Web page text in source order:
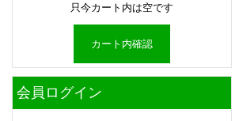
只今カート内は空です
カート内確認
会員ログイン